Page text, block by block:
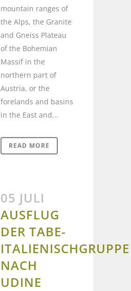
mountain ranges of
the Alps, the Granite
and Gneiss Plateau
of the Bohemian
Massif in the
northern part of
Austria, or the
forelands and basins
in the East and...
READ MORE
05 JULI
AUSFLUG
DER TABE-
ITALIENISCHGRUPPE
NACH
UDINE